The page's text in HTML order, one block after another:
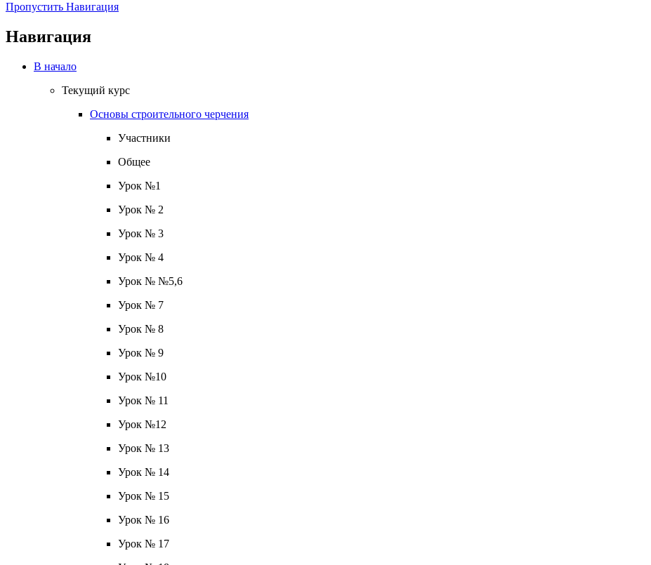
Пропустить Навигация
Навигация
В начало
Текущий курс
Основы строительного черчения
Участники
Общее
Урок №1
Урок № 2
Урок № 3
Урок № 4
Урок № №5,6
Урок № 7
Урок № 8
Урок № 9
Урок №10
Урок № 11
Урок №12
Урок № 13
Урок № 14
Урок № 15
Урок № 16
Урок № 17